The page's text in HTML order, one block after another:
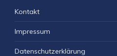
Kontakt
Impressum
Datenschutzerklärung